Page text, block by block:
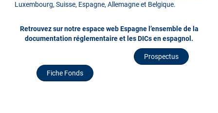
Luxembourg, Suisse, Espagne, Allemagne et Belgique.
Retrouvez sur notre espace web Espagne l’ensemble de la
documentation réglementaire et les DICs en espagnol.
Prospectus
Fiche Fonds